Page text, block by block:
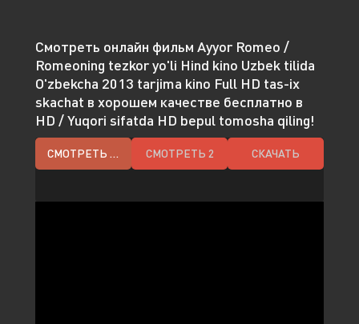
Смотреть онлайн фильм Ayyor Romeo /
Romeoning tezkor yo'li Hind kino Uzbek tilida
O'zbekcha 2013 tarjima kino Full HD tas-ix
skachat в хорошем качестве бесплатно в
HD / Yuqori sifatda HD bepul tomosha qiling!
СМОТРЕТЬ HD СМОТРЕТЬ 2 СКАЧАТЬ